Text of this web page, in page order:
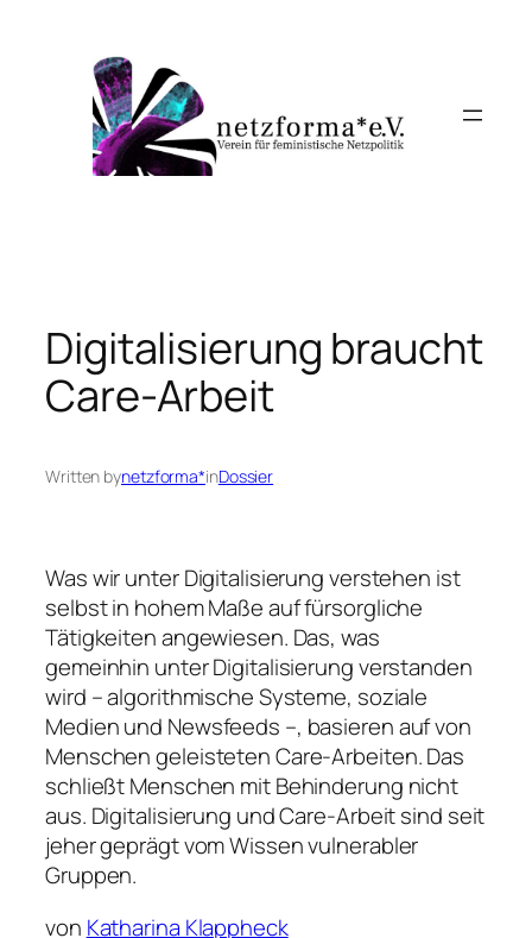
Digitalisierung braucht
Care-Arbeit
Written bynetzforma*inDossier
Was wir unter Digitalisierung verstehen ist
selbst in hohem Maße auf fürsorgliche
Tätigkeiten angewiesen. Das, was
gemeinhin unter Digitalisierung verstanden
wird – algorithmische Systeme, soziale
Medien und Newsfeeds –, basieren auf von
Menschen geleisteten Care-Arbeiten. Das
schließt Menschen mit Behinderung nicht
aus. Digitalisierung und Care-Arbeit sind seit
jeher geprägt vom Wissen vulnerabler
Gruppen.
von Katharina Klappheck